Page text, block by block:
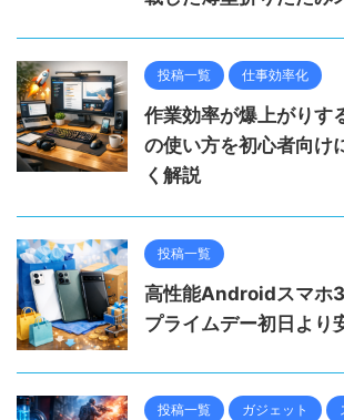
投稿一覧 仕事効率化
作業効率が爆上がりす
の使い方を初心者向け
く解説
投稿一覧
高性能Androidスマホ
プライムデー初日より
投稿一覧 ガジェット